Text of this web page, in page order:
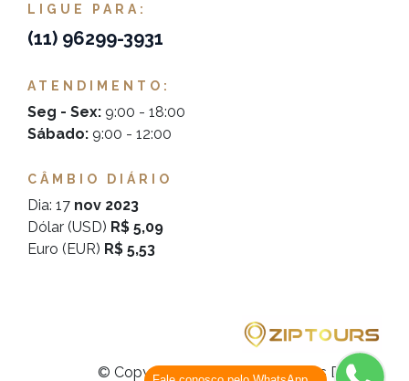
LIGUE PARA:
(11) 96299-3931
ATENDIMENTO:
Seg - Sex: 9:00 - 18:00
Sábado: 9:00 - 12:00
CÂMBIO DIÁRIO
Dia: 17 nov 2023
Dólar (USD) R$ 5,09
Euro (EUR) R$ 5,53
© Copyright Zip Tours. Todos os Direitos